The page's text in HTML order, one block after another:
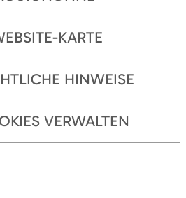
KARTE
HINWEISE
VERWALTEN